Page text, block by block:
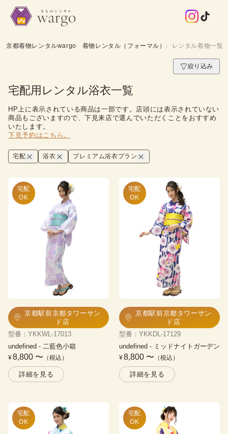
京都着物レンタルwargo 着物レンタル（フォーマル） レンタル着物一覧
絞り込み
宅配用レンタル浴衣一覧
HP上に表示されている商品は一部です。店頭には表示されていない
商品もございますので、下見来店で選んでいただくことをおすすめ
いたします。
下見予約はこちら。
宅配 浴衣 プレミアム浴衣プラン
宅配
OK
京都駅前京都タワーサン
ド店
型番 ： YKKWL-17013
undefined - 二藍色小箱
¥8,800 〜 （税込）
詳細を見る
宅配
OK
京都駅前京都タワーサン
ド店
型番 ： YKKDL-17129
undefined - ミッドナイトガーデン
¥8,800 〜 （税込）
詳細を見る
宅配
OK
宅配
OK